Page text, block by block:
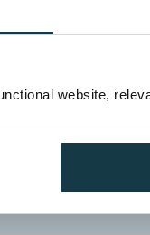
website,